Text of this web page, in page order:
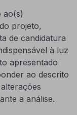
ao(s)
projeto,
de candidatura
à luz
apresentado
ao descrito
a análise.